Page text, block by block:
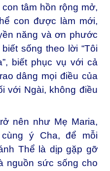
tâm hồn rộng mở,
con được làm mới,
năng và ơn phước
sống theo lời “Tôi
biết phục vụ với cả
dâng mọi điều của
với Ngài, không điều
nên như Mẹ Maria,
ý Cha, để mỗi
Thể là dịp gặp gỡ
nguồn sức sống cho